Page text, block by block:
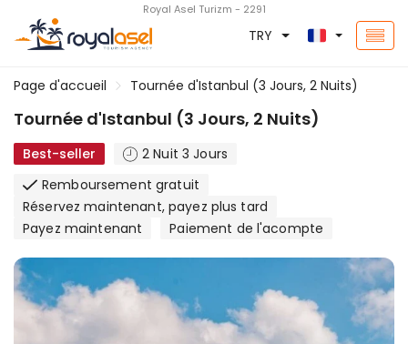
Royal Asel Turizm - 2291
TRY
Page d'accueil Tournée d'Istanbul (3 Jours, 2 Nuits)
Tournée d'Istanbul (3 Jours, 2 Nuits)
Best-seller
2 Nuit 3 Jours
Remboursement gratuit
Réservez maintenant, payez plus tard
Payez maintenant
Paiement de l'acompte